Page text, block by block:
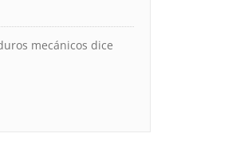
mecánicos dice